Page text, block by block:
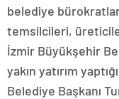
belediye
temsilcileri,
İzmir Büyükşehir
yakın yatırım
Belediye Başkanı